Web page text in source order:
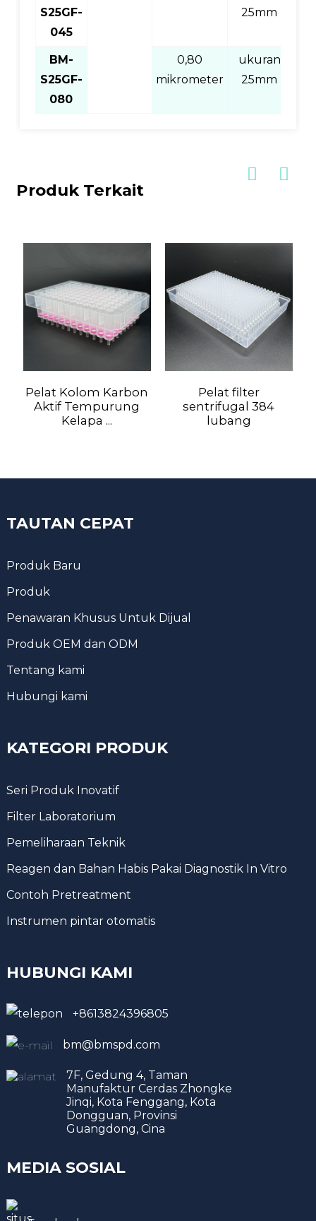
S25GF-
045
25mm
BM-
S25GF-
080
0,80
mikrometer
ukuran
25mm
Produk Terkait
Pelat Kolom Karbon
Aktif Tempurung
Kelapa ...
Pelat filter
sentrifugal 384
lubang
TAUTAN CEPAT
Produk Baru
Produk
Penawaran Khusus Untuk Dijual
Produk OEM dan ODM
Tentang kami
Hubungi kami
KATEGORI PRODUK
Seri Produk Inovatif
Filter Laboratorium
Pemeliharaan Teknik
Reagen dan Bahan Habis Pakai Diagnostik In Vitro
Contoh Pretreatment
Instrumen pintar otomatis
HUBUNGI KAMI
+8613824396805
bm@bmspd.com
7F, Gedung 4, Taman
Manufaktur Cerdas Zhongke
Jinqi, Kota Fenggang, Kota
Dongguan, Provinsi
Guangdong, Cina
MEDIA SOSIAL